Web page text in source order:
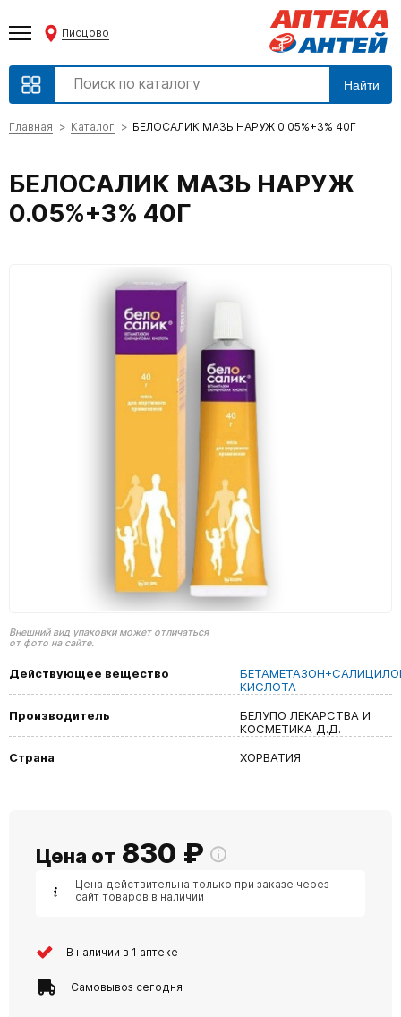
Писцово
Найти
Главная Каталог БЕЛОСАЛИК МАЗЬ НАРУЖ 0.05%+3% 40Г
БЕЛОСАЛИК МАЗЬ НАРУЖ
0.05%+3% 40Г
Внешний вид упаковки может отличаться
от фото на сайте.
Действующее вещество
КИСЛОТА
Производитель
БЕЛУПО ЛЕКАРСТВА И
КОСМЕТИКА Д.Д.
Страна
ХОРВАТИЯ
Цена от 830 ₽
Цена действительна только при заказе через
сайт товаров в наличии
В наличии в 1 аптеке
Самовывоз сегодня